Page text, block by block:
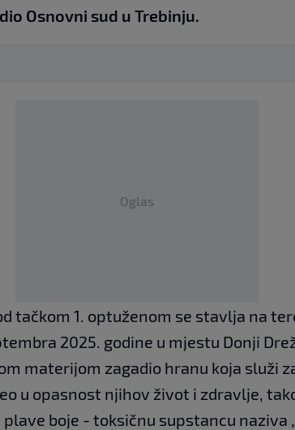
Osnovni sud u Trebinju.
Oglas
tačkom 1. optuženom se stavlja na
2025. godine u mjestu Donji
materijom zagadio hranu koja služi
u opasnost njihov život i zdravlje,
boje - toksičnu supstancu naziva